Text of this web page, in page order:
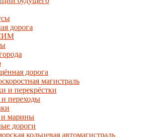
дорога
дорога
магистраль
и перекрёстки
переходы
марины
дороги
кольцевая автомагистраль